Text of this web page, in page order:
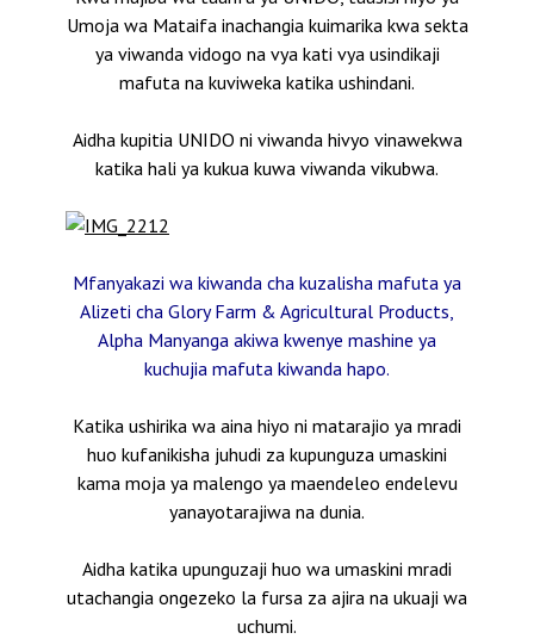
Umoja wa Mataifa inachangia kuimarika kwa sekta
ya viwanda vidogo na vya kati vya usindikaji
mafuta na kuviweka katika ushindani.
Aidha kupitia UNIDO ni viwanda hivyo vinawekwa
katika hali ya kukua kuwa viwanda vikubwa.
Mfanyakazi wa kiwanda cha kuzalisha mafuta ya
Alizeti cha Glory Farm & Agricultural Products,
Alpha Manyanga akiwa kwenye mashine ya
kuchujia mafuta kiwanda hapo.
Katika ushirika wa aina hiyo ni matarajio ya mradi
huo kufanikisha juhudi za kupunguza umaskini
kama moja ya malengo ya maendeleo endelevu
yanayotarajiwa na dunia.
Aidha katika upunguzaji huo wa umaskini mradi
utachangia ongezeko la fursa za ajira na ukuaji wa
uchumi.